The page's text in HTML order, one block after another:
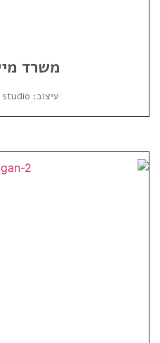
משרד
עיצוב: yota design studio